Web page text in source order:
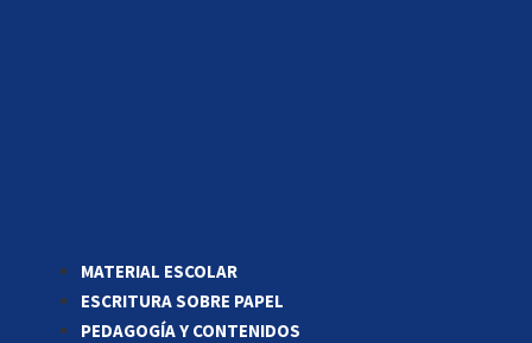
MATERIAL ESCOLAR
ESCRITURA SOBRE PAPEL
PEDAGOGÍA Y CONTENIDOS